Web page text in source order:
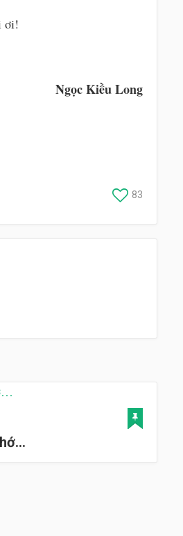
ơi!
Ngọc Kiều Long
83